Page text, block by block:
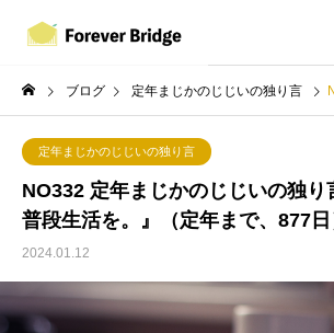
ブログ 定年まじかのじじいの独り言
定年まじかのじじいの独り言
NO332 定年まじかのじじいの独り
普段生活を。』（定年まで、877日
2024.01.12